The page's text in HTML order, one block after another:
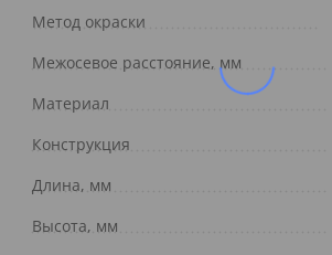
Метод окраски
Межосевое расстояние, мм
Материал
Конструкция
Длина, мм
Высота, мм